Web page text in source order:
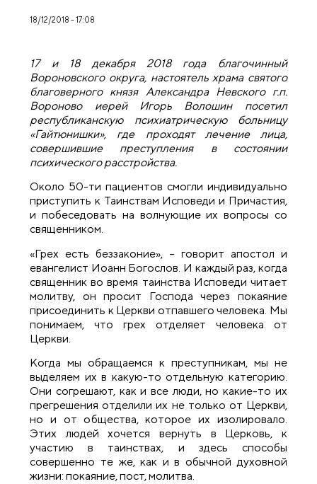
18/12/2018 - 17:08
17 и 18 декабря 2018 года благочинный
Вороновского округа, настоятель храма святого
благоверного князя Александра Невского г.п.
Вороново иерей Игорь Волошин посетил
республиканскую психиатрическую больницу
«Гайтюнишки», где проходят лечение лица,
совершившие преступления в состоянии
психического расстройства.
Около 50-ти пациентов смогли индивидуально
приступить к Таинствам Исповеди и Причастия,
и побеседовать на волнующие их вопросы со
священником.
«Грех есть беззаконие», – говорит апостол и
евангелист Иоанн Богослов. И каждый раз, когда
священник во время таинства Исповеди читает
молитву, он просит Господа через покаяние
присоединить к Церкви отпавшего человека. Мы
понимаем, что грех отделяет человека от
Церкви.
Когда мы обращаемся к преступникам, мы не
выделяем их в какую-то отдельную категорию.
Они согрешают, как и все люди, но какие-то их
прегрешения отделили их не только от Церкви,
но и от общества, которое их изолировало.
Этих людей хочется вернуть в Церковь, к
участию в таинствах, и здесь способы
совершенно те же, как и в обычной духовной
жизни: покаяние, пост, молитва.